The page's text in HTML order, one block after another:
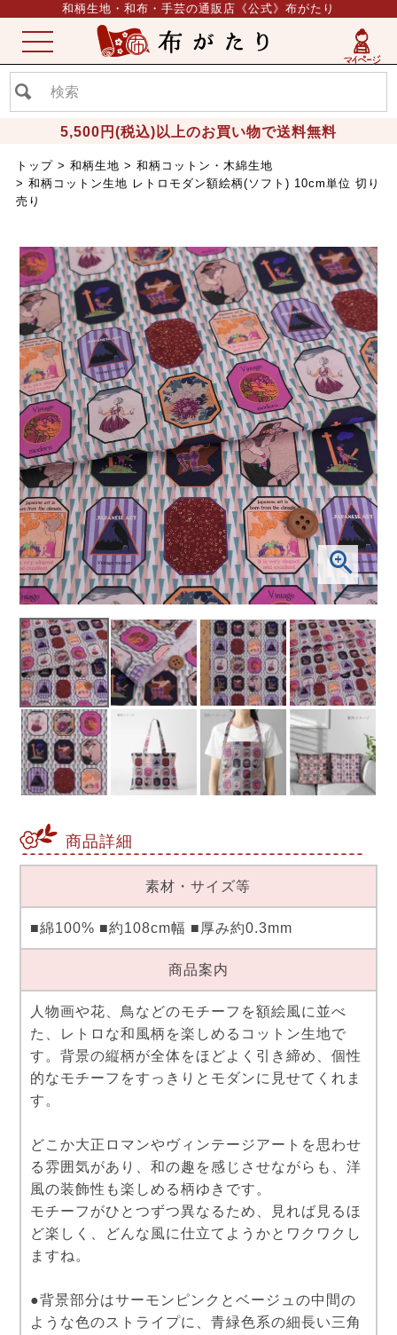
和柄生地・和布・手芸の通販店《公式》布がたり
5,500円(税込)以上のお買い物で送料無料
ME
NU
トップ 和柄生地
和柄コットン・木綿生地
和柄コットン生地 レトロモダン額絵柄(ソフト) 10cm単位 切り
売り
商品詳細
素材・サイズ等
■綿100% ■約108cm幅 ■厚み約0.3mm
商品案内
人物画や花、鳥などのモチーフを額絵風に並べ
た、レトロな和風柄を楽しめるコットン生地で
す。背景の縦柄が全体をほどよく引き締め、個性
的なモチーフをすっきりとモダンに見せてくれま
す。
どこか大正ロマンやヴィンテージアートを思わせ
る雰囲気があり、和の趣を感じさせながらも、洋
風の装飾性も楽しめる柄ゆきです。
モチーフがひとつずつ異なるため、見れば見るほ
ど楽しく、どんな風に仕立てようかとワクワクし
ますね。
●背景部分はサーモンピンクとベージュの中間の
ような色のストライプに、青緑色系の細長い三角